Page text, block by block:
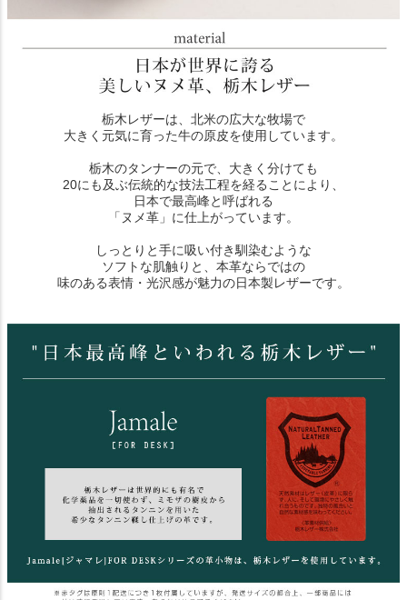
栃木レザーは、北米の広大な牧場で
大きく元気に育った牛の原皮を使用しています。
栃木のタンナーの元で、大きく分けても
20にも及ぶ伝統的な技法工程を経ることにより、
日本で最高峰と呼ばれる
「ヌメ革」に仕上がっています。
しっとりと手に吸い付き馴染むような
ソフトな肌触りと、本革ならではの
味のある表情・光沢感が魅力の日本製レザーです。